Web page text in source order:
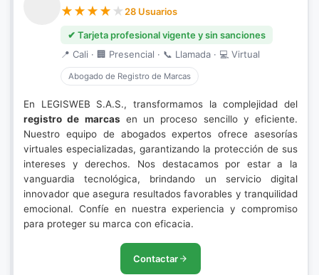
28 Usuarios
✔ Tarjeta profesional vigente y sin sanciones
📍 Cali · 🏢 Presencial · 📞 Llamada · 💻 Virtual
Abogado de Registro de Marcas
En LEGISWEB S.A.S., transformamos la complejidad del
registro de marcas en un proceso sencillo y eficiente.
Nuestro equipo de abogados expertos ofrece asesorías
virtuales especializadas, garantizando la protección de sus
intereses y derechos. Nos destacamos por estar a la
vanguardia tecnológica, brindando un servicio digital
innovador que asegura resultados favorables y tranquilidad
emocional. Confíe en nuestra experiencia y compromiso
para proteger su marca con eficacia.
Contactar